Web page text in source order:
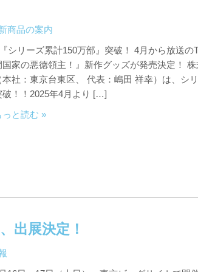
商品の案内
シリーズ累計150万部』突破！ 4月から放送の
国家の悪徳領主！』新作グッズが発売決定！
本社：東京台東区、 代表：嶋田 祥幸）は、シ
破！！2025年4月より […]
っと読む »
出展決定！